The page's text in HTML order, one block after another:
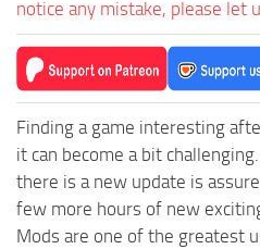
notice any mistake, please let
Finding a game interesting
it can become a bit
there is a new update is
few more hours of new
Mods are one of the greatest